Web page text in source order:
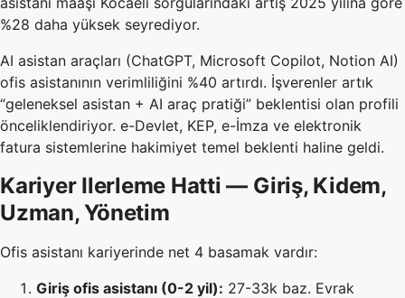
%28 daha yüksek seyrediyor.
AI asistan araçları (ChatGPT, Microsoft Copilot, Notion AI)
ofis asistanının verimliliğini %40 artırdı. İşverenler artık
“geleneksel asistan + AI araç pratiği” beklentisi olan profili
önceliklendiriyor. e-Devlet, KEP, e-İmza ve elektronik
fatura sistemlerine hakimiyet temel beklenti haline geldi.
Kariyer Ilerleme Hatti — Giriş, Kidem,
Uzman, Yönetim
Ofis asistanı kariyerinde net 4 basamak vardır:
Giriş ofis asistanı (0-2 yil): 27-33k baz. Evrak